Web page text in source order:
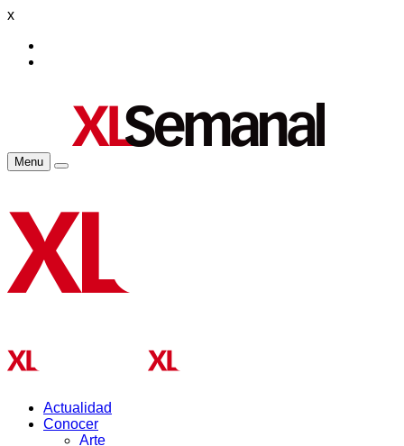
x
Menu
Actualidad
Conocer
Arte